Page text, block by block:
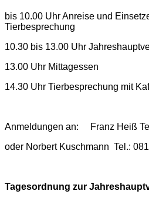
bis 10.00 Uhr Anreise und
Tierbesprechung
10.30 bis 13.00 Uhr
13.00 Uhr Mittagessen
14.30 Uhr Tierbesprechung mit
Anmeldungen an: Franz Heiß
oder Norbert Kuschmann Tel.:
Tagesordnung zur